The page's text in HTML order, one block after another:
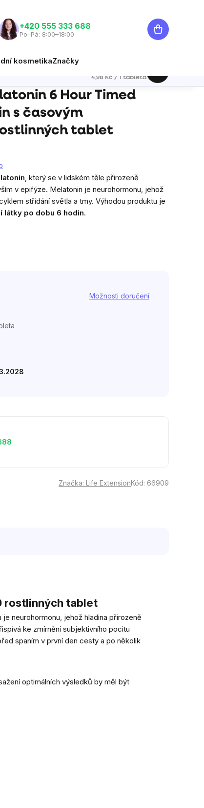
‭+420 555 333 688
Po–Pá: 8:00–18:00
Nákupní
košík
kosmetikaZnačky
6 Hour Timed
s časovým
tablet
, který se v lidském těle přirozeně
v epifýze. Melatonin je neurohormonu, jehož
střídání světla a tmy. Výhodou produktu je
látky po dobu 6 hodin.
Možnosti doručení
Značka: Life ExtensionKód: 66909
Měrná cena:
4,98 Kč / 1 tableta
rostlinných tablet
neurohormonu, jehož hladina přirozeně
ke zmírnění subjektivního pocitu
spaním v první den cesty a po několik
optimálních výsledků by měl být